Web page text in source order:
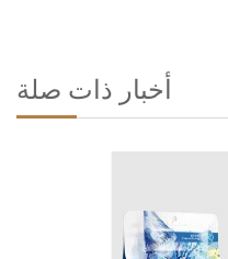
أخبار ذات صلة